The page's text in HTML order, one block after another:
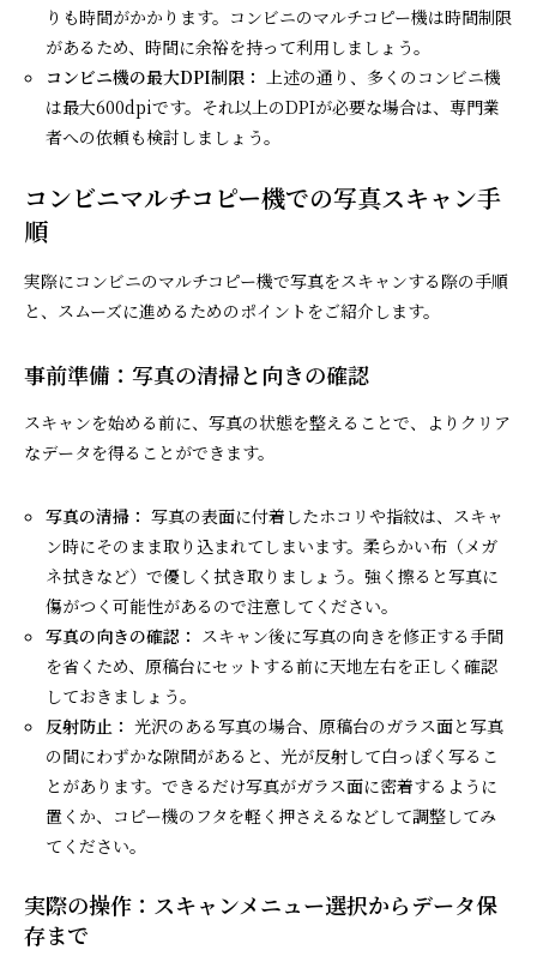
りも時間がかかります。コンビニのマルチコピー機は時間制限
があるため、時間に余裕を持って利用しましょう。
コンビニ機の最大DPI制限：
上述の通り、多くのコンビニ機
は最大600dpiです。それ以上のDPIが必要な場合は、専門業
者への依頼も検討しましょう。
コンビニマルチコピー機での写真スキャン手
順
実際にコンビニのマルチコピー機で写真をスキャンする際の手順
と、スムーズに進めるためのポイントをご紹介します。
事前準備：写真の清掃と向きの確認
スキャンを始める前に、写真の状態を整えることで、よりクリア
なデータを得ることができます。
写真の清掃： 写真の表面に付着したホコリや指紋は、スキャ
ン時にそのまま取り込まれてしまいます。柔らかい布（メガ
ネ拭きなど）で優しく拭き取りましょう。強く擦ると写真に
傷がつく可能性があるので注意してください。
写真の向きの確認： スキャン後に写真の向きを修正する手間
を省くため、原稿台にセットする前に天地左右を正しく確認
しておきましょう。
反射防止： 光沢のある写真の場合、原稿台のガラス面と写真
の間にわずかな隙間があると、光が反射して白っぽく写るこ
とがあります。できるだけ写真がガラス面に密着するように
置くか、コピー機のフタを軽く押さえるなどして調整してみ
てください。
実際の操作：スキャンメニュー選択からデータ保
存まで